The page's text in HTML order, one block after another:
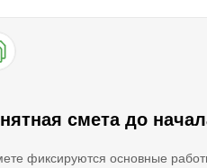
смета до
фиксируются основные